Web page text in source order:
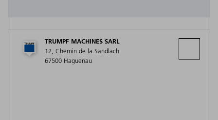
TRUMPF MACHINES SARL
12, Chemin de la Sandlach
67500 Haguenau